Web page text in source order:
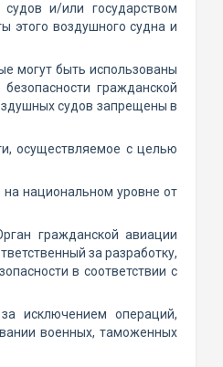
и/или государством
этого воздушного судна и
могут быть использованы
гражданской
судов запрещены в
осуществляемое с целью
на национальном уровне от
гражданской авиации
за разработку,
в соответствии с
исключением операций,
военных, таможенных